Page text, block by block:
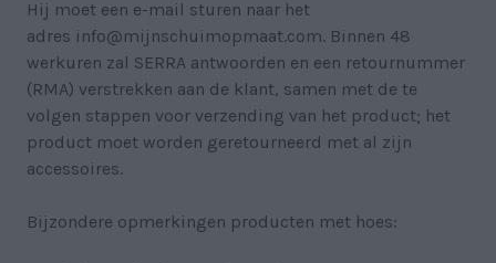
Hij moet een e-mail sturen naar het
adres info@mijnschuimopmaat.com. Binnen 48
werkuren zal SERRA antwoorden en een retournummer
(RMA) verstrekken aan de klant, samen met de te
volgen stappen voor verzending van het product; het
product moet worden geretourneerd met al zijn
accessoires.
Bijzondere opmerkingen producten met hoes: